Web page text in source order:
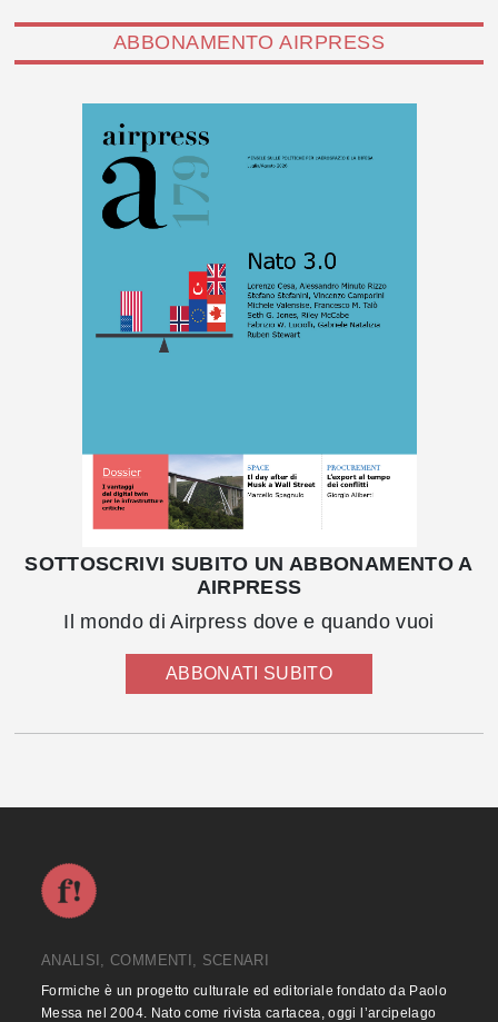
ABBONAMENTO AIRPRESS
SOTTOSCRIVI SUBITO UN ABBONAMENTO A
AIRPRESS
Il mondo di Airpress dove e quando vuoi
ABBONATI SUBITO
ANALISI, COMMENTI, SCENARI
Formiche è un progetto culturale ed editoriale fondato da Paolo
Messa nel 2004. Nato come rivista cartacea, oggi l’arcipelago